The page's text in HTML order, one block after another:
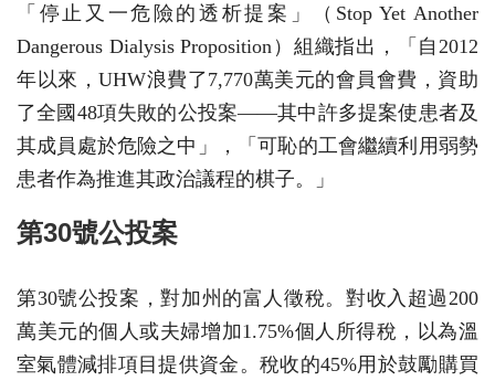
「停止又一危險的透析提案」（Stop Yet Another
Dangerous Dialysis Proposition）組織指出，「自2012
年以來，UHW浪費了7,770萬美元的會員會費，資助
了全國48項失敗的公投案——其中許多提案使患者及
其成員處於危險之中」，「可恥的工會繼續利用弱勢
患者作為推進其政治議程的棋子。」
第30號公投案
第30號公投案，對加州的富人徵稅。對收入超過200
萬美元的個人或夫婦增加1.75%個人所得稅，以為溫
室氣體減排項目提供資金。稅收的45%用於鼓勵購買